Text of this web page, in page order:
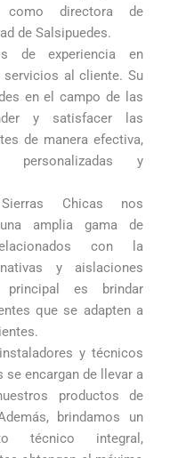
directora de
de Salsipuedes.
de experiencia en
al cliente. Su
en el campo de las
y satisfacer las
de manera efectiva,
personalizadas y
Chicas nos
amplia gama de
con la
y aislaciones
principal es brindar
que se adapten a
y técnicos
encargan de llevar a
productos de
brindamos un
técnico integral,